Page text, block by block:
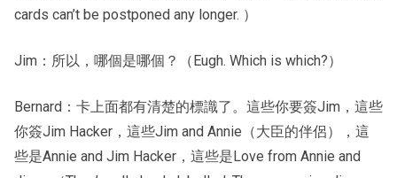
cards can’t be postponed any longer. ）
Jim：所以，哪個是哪個？（Eugh. Which is which?）
Bernard：卡上面都有清楚的標識了。這些你要簽Jim，這些
你簽Jim Hacker，這些Jim and Annie（大臣的伴侶），這
些是Annie and Jim Hacker，這些是Love from Annie and